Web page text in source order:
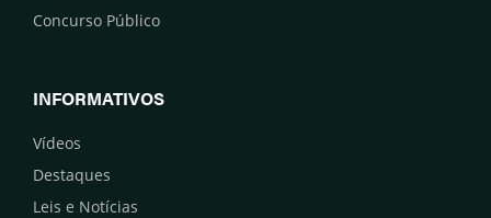
Concurso Público
INFORMATIVOS
Vídeos
Destaques
Leis e Notícias